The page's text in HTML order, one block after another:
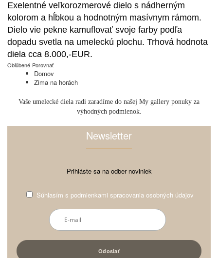
Exelentné veľkorozmerové dielo s nádherným
kolorom a hĺbkou a hodnotným masívnym rámom.
Dielo vie pekne kamuflovať svoje farby podľa
dopadu svetla na umeleckú plochu. Trhová hodnota
diela cca 8.000,-EUR.
Obľúbené Porovnať
Domov
Zima na horách
Vaše umelecké diela radi zaradíme do našej My gallery ponuky za
výhodných podmienok.
Newsletter
Prihláste sa na odber noviniek
Súhlasím s podmienkami spracovania osobných údajov